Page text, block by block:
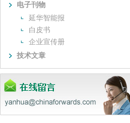
电子刊物
延华智能报
白皮书
企业宣传册
技术文章